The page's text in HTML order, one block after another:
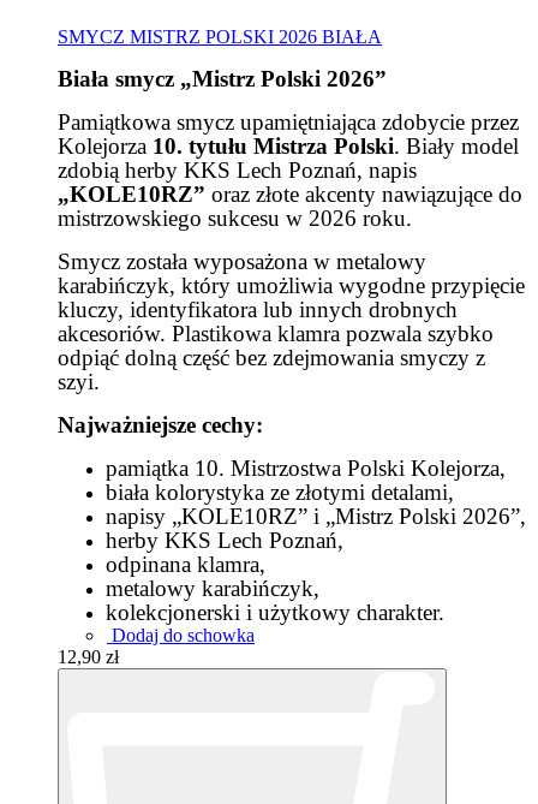
SMYCZ MISTRZ POLSKI 2026 BIAŁA
Biała smycz „Mistrz Polski 2026”
Pamiątkowa smycz upamiętniająca zdobycie przez
Kolejorza 10. tytułu Mistrza Polski. Biały model
zdobią herby KKS Lech Poznań, napis
„KOLE10RZ” oraz złote akcenty nawiązujące do
mistrzowskiego sukcesu w 2026 roku.
Smycz została wyposażona w metalowy
karabińczyk, który umożliwia wygodne przypięcie
kluczy, identyfikatora lub innych drobnych
akcesoriów. Plastikowa klamra pozwala szybko
odpiąć dolną część bez zdejmowania smyczy z
szyi.
Najważniejsze cechy:
pamiątka 10. Mistrzostwa Polski Kolejorza,
biała kolorystyka ze złotymi detalami,
napisy „KOLE10RZ” i „Mistrz Polski 2026”,
herby KKS Lech Poznań,
odpinana klamra,
metalowy karabińczyk,
kolekcjonerski i użytkowy charakter.
Dodaj do schowka
12,90 zł